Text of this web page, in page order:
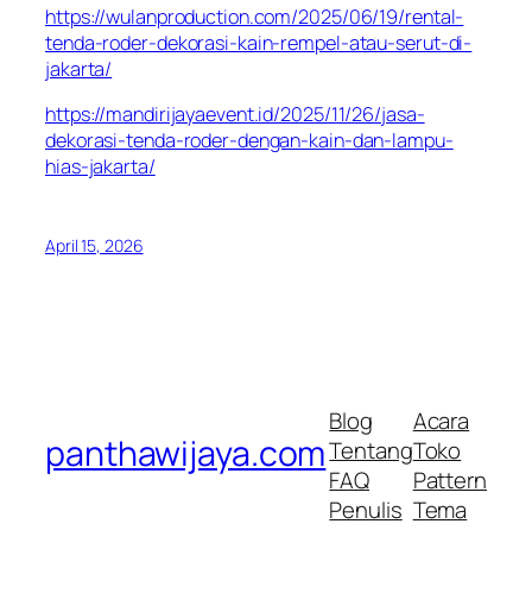
https://wulanproduction.com/2025/06/19/rental-
tenda-roder-dekorasi-kain-rempel-atau-serut-di-
jakarta/
https://mandirijayaevent.id/2025/11/26/jasa-
dekorasi-tenda-roder-dengan-kain-dan-lampu-
hias-jakarta/
April 15, 2026
panthawijaya.com
Blog
Tentang
FAQ
Penulis
Acara
Toko
Pattern
Tema